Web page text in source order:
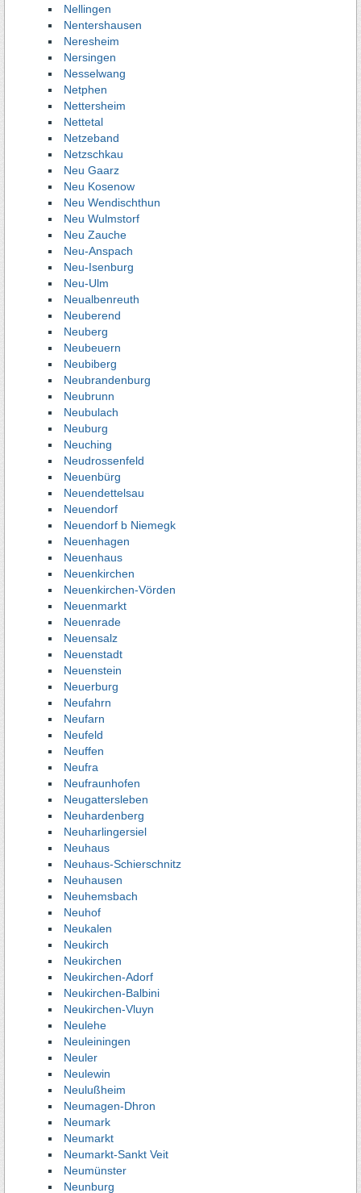
Nellingen
Nentershausen
Neresheim
Nersingen
Nesselwang
Netphen
Nettersheim
Nettetal
Netzeband
Netzschkau
Neu Gaarz
Neu Kosenow
Neu Wendischthun
Neu Wulmstorf
Neu Zauche
Neu-Anspach
Neu-Isenburg
Neu-Ulm
Neualbenreuth
Neuberend
Neuberg
Neubeuern
Neubiberg
Neubrandenburg
Neubrunn
Neubulach
Neuburg
Neuching
Neudrossenfeld
Neuenbürg
Neuendettelsau
Neuendorf
Neuendorf b Niemegk
Neuenhagen
Neuenhaus
Neuenkirchen
Neuenkirchen-Vörden
Neuenmarkt
Neuenrade
Neuensalz
Neuenstadt
Neuenstein
Neuerburg
Neufahrn
Neufarn
Neufeld
Neuffen
Neufra
Neufraunhofen
Neugattersleben
Neuhardenberg
Neuharlingersiel
Neuhaus
Neuhaus-Schierschnitz
Neuhausen
Neuhemsbach
Neuhof
Neukalen
Neukirch
Neukirchen
Neukirchen-Adorf
Neukirchen-Balbini
Neukirchen-Vluyn
Neulehe
Neuleiningen
Neuler
Neulewin
Neulußheim
Neumagen-Dhron
Neumark
Neumarkt
Neumarkt-Sankt Veit
Neumünster
Neunburg